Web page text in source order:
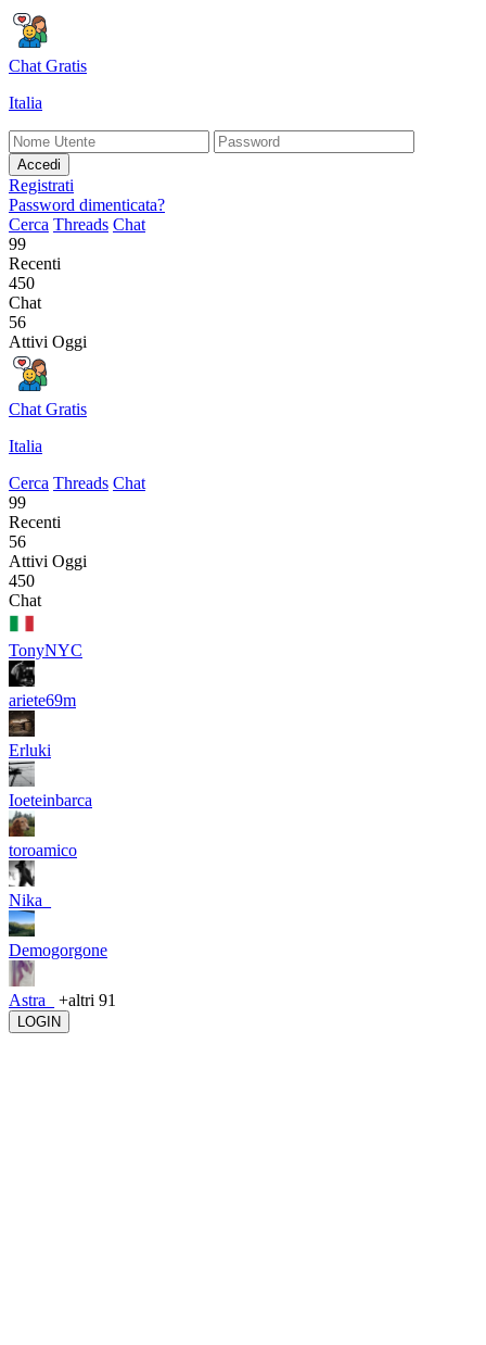
Chat Gratis
Italia
Accedi
Registrati
Password dimenticata?
Cerca Threads Chat
99
Recenti
450
Chat
56
Attivi Oggi
Chat Gratis
Italia
Cerca Threads Chat
99
Recenti
56
Attivi Oggi
450
Chat
TonyNYC
ariete69m
Erluki
Ioeteinbarca
toroamico
Nika_
Demogorgone
Astra_ +altri 91
LOGIN